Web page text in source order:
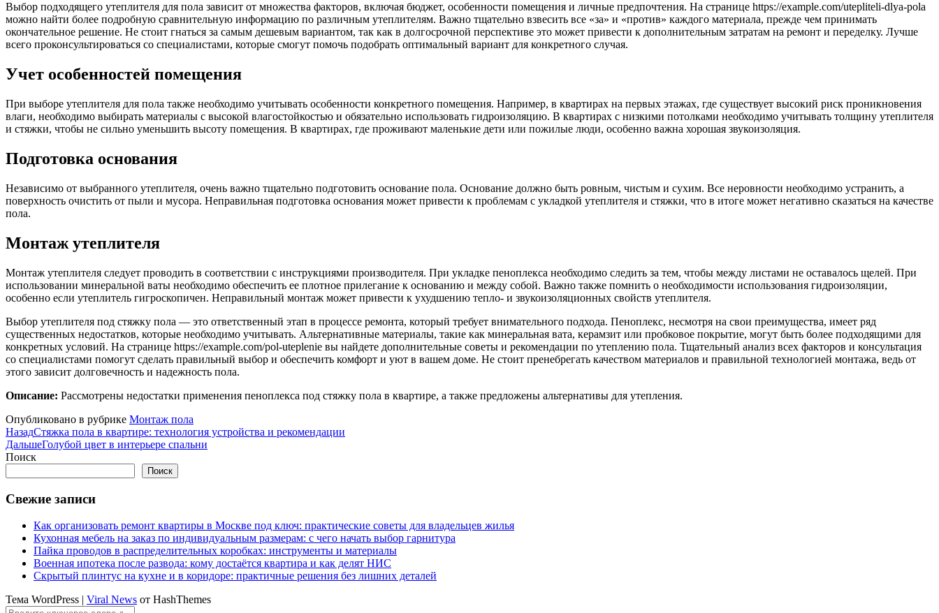
Выбор подходящего утеплителя для пола зависит от множества факторов, включая бюджет, особенности помещения и личные предпочтения. На странице https://example.com/utepliteli-dlya-pola
можно найти более подробную сравнительную информацию по различным утеплителям. Важно тщательно взвесить все «за» и «против» каждого материала, прежде чем принимать
окончательное решение. Не стоит гнаться за самым дешевым вариантом, так как в долгосрочной перспективе это может привести к дополнительным затратам на ремонт и переделку. Лучше
всего проконсультироваться со специалистами, которые смогут помочь подобрать оптимальный вариант для конкретного случая.
Учет особенностей помещения
При выборе утеплителя для пола также необходимо учитывать особенности конкретного помещения. Например, в квартирах на первых этажах, где существует высокий риск проникновения
влаги, необходимо выбирать материалы с высокой влагостойкостью и обязательно использовать гидроизоляцию. В квартирах с низкими потолками необходимо учитывать толщину утеплителя
и стяжки, чтобы не сильно уменьшить высоту помещения. В квартирах, где проживают маленькие дети или пожилые люди, особенно важна хорошая звукоизоляция.
Подготовка основания
Независимо от выбранного утеплителя, очень важно тщательно подготовить основание пола. Основание должно быть ровным, чистым и сухим. Все неровности необходимо устранить, а
поверхность очистить от пыли и мусора. Неправильная подготовка основания может привести к проблемам с укладкой утеплителя и стяжки, что в итоге может негативно сказаться на качестве
пола.
Монтаж утеплителя
Монтаж утеплителя следует проводить в соответствии с инструкциями производителя. При укладке пеноплекса необходимо следить за тем, чтобы между листами не оставалось щелей. При
использовании минеральной ваты необходимо обеспечить ее плотное прилегание к основанию и между собой. Важно также помнить о необходимости использования гидроизоляции,
особенно если утеплитель гигроскопичен. Неправильный монтаж может привести к ухудшению тепло- и звукоизоляционных свойств утеплителя.
Выбор утеплителя под стяжку пола — это ответственный этап в процессе ремонта, который требует внимательного подхода. Пеноплекс, несмотря на свои преимущества, имеет ряд
существенных недостатков, которые необходимо учитывать. Альтернативные материалы, такие как минеральная вата, керамзит или пробковое покрытие, могут быть более подходящими для
конкретных условий. На странице https://example.com/pol-uteplenie вы найдете дополнительные советы и рекомендации по утеплению пола. Тщательный анализ всех факторов и консультация
со специалистами помогут сделать правильный выбор и обеспечить комфорт и уют в вашем доме. Не стоит пренебрегать качеством материалов и правильной технологией монтажа, ведь от
этого зависит долговечность и надежность пола.
Описание: Рассмотрены недостатки применения пеноплекса под стяжку пола в квартире, а также предложены альтернативы для утепления.
Опубликовано в рубрике Монтаж пола
НазадСтяжка пола в квартире: технология устройства и рекомендации
ДальшеГолубой цвет в интерьере спальни
Поиск
Поиск
Свежие записи
Как организовать ремонт квартиры в Москве под ключ: практические советы для владельцев жилья
Кухонная мебель на заказ по индивидуальным размерам: с чего начать выбор гарнитура
Пайка проводов в распределительных коробках: инструменты и материалы
Военная ипотека после развода: кому достаётся квартира и как делят НИС
Скрытый плинтус на кухне и в коридоре: практичные решения без лишних деталей
Тема WordPress | Viral News от HashThemes